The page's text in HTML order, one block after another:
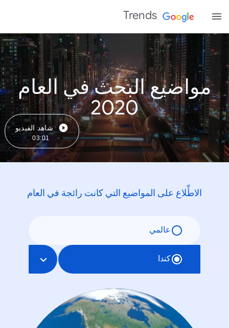
Trends
مواضيع البحث في العام
2020
شاهد الفيديو
03:01
الاطِّلاع على المواضيع التي كانت رائجة في العام
عالمي
كندا